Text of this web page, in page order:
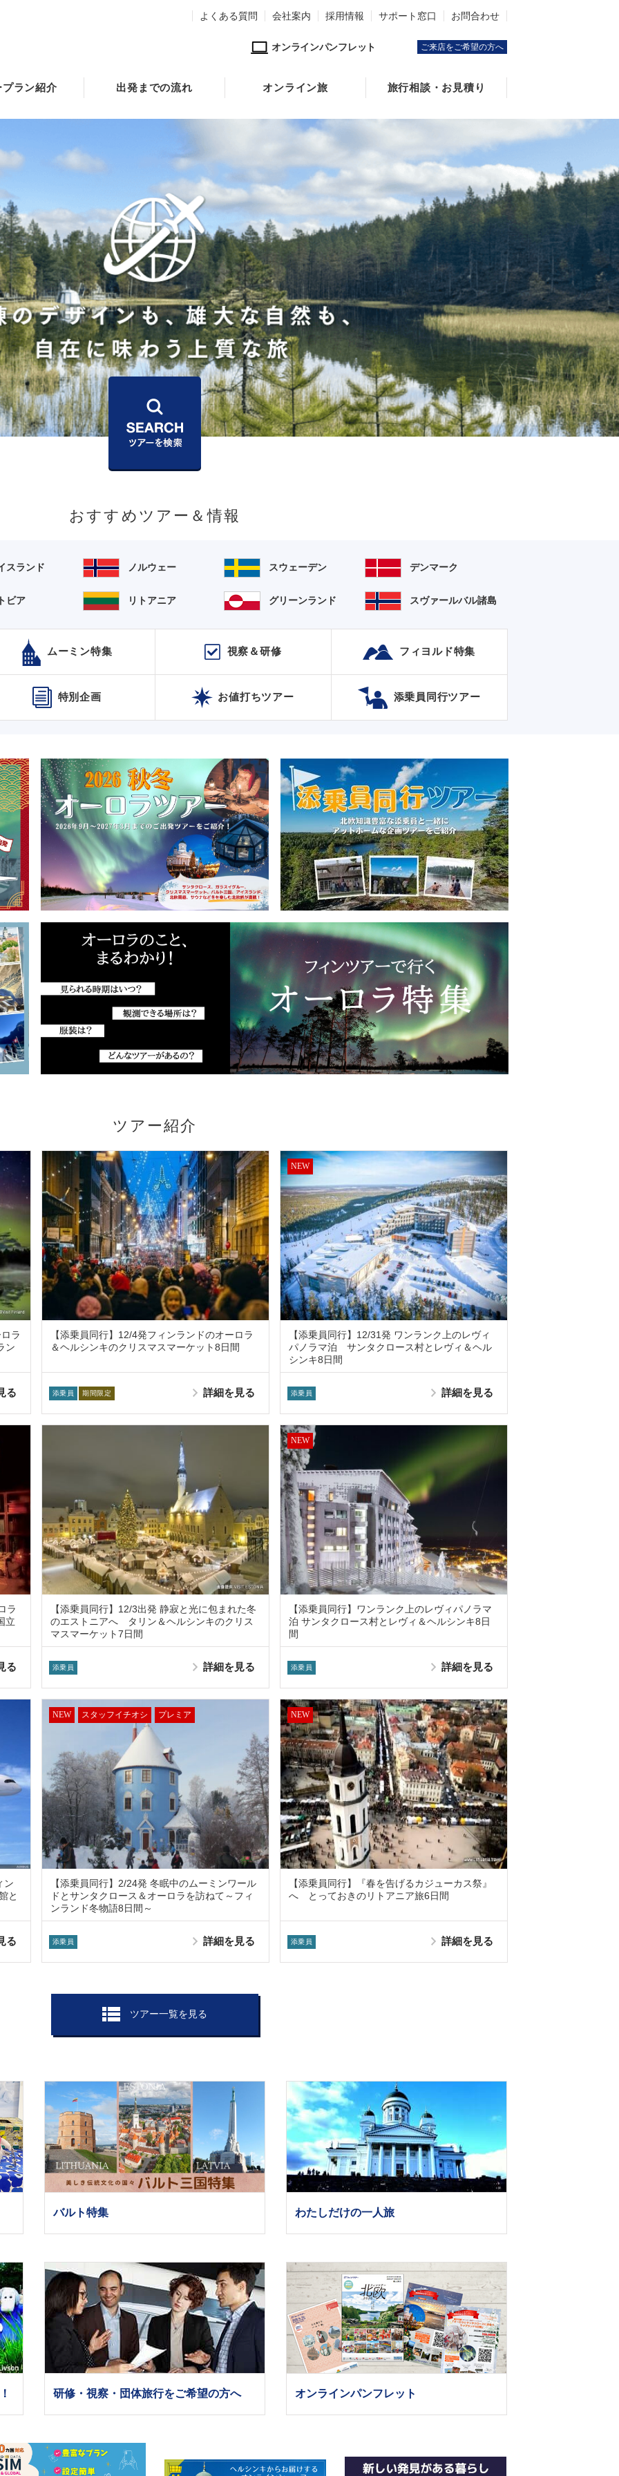
よくある質問 会社案内 採用情報 サポート窓口 お問合わせ
オンラインパンフレット ご来店をご希望の方へ
プラン紹介 出発までの流れ オンライン旅 旅行相談・お見積り
おすすめツアー＆情報
スランド ノルウェー スウェーデン デンマーク
ビア リトアニア グリーンランド スヴァールバル諸島
ムーミン特集 視察＆研修 フィヨルド特集
特別企画 お値打ちツアー 添乗員同行ツアー
ツアー紹介
ラ
ン
る
【添乗員同行】12/4発フィンランドのオーロラ
＆ヘルシンキのクリスマスマーケット8日間
添乗員 期間限定 詳細を見る
NEW
【添乗員同行】12/31発 ワンランク上のレヴィ
パノラマ泊 サンタクロース村とレヴィ＆ヘル
シンキ8日間
添乗員 詳細を見る
ラ
立
る
【添乗員同行】12/3出発 静寂と光に包まれた冬
のエストニアへ タリン＆ヘルシンキのクリス
マスマーケット7日間
添乗員 詳細を見る
NEW
【添乗員同行】ワンランク上のレヴィパノラマ
泊 サンタクロース村とレヴィ＆ヘルシンキ8日
間
添乗員 詳細を見る
ン
と
る
NEW スタッフイチオシ プレミア
【添乗員同行】2/24発 冬眠中のムーミンワール
ドとサンタクロース＆オーロラを訪ねて～フィ
ンランド冬物語8日間～
添乗員 詳細を見る
NEW
【添乗員同行】『春を告げるカジューカス祭』
へ とっておきのリトアニア旅6日間
添乗員 詳細を見る
ツアー一覧を見る
バルト特集 わたしだけの一人旅
研修・視察・団体旅行をご希望の方へ オンラインパンフレット